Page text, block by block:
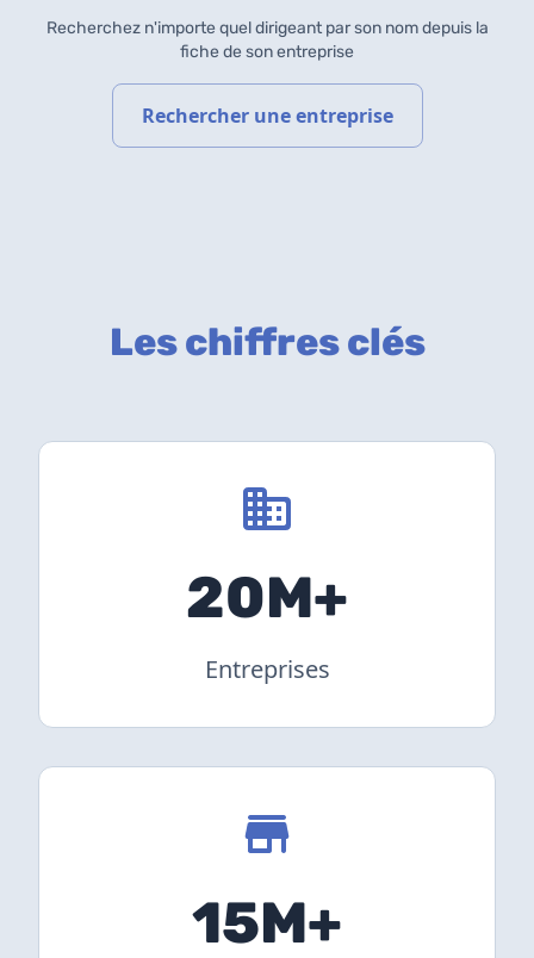
Recherchez n'importe quel dirigeant par son nom depuis la
fiche de son entreprise
Rechercher une entreprise
Les chiffres clés
20M+
Entreprises
15M+